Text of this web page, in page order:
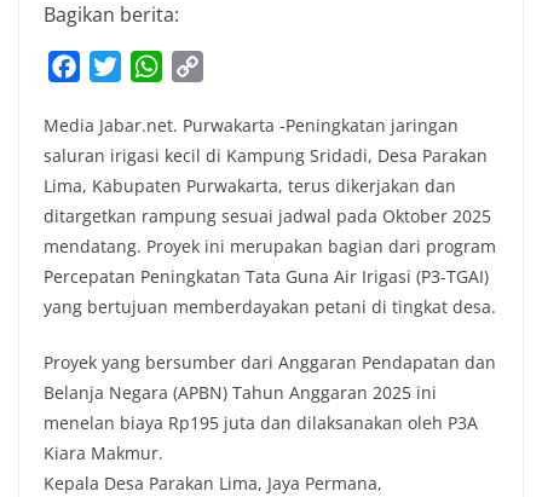
Bagikan berita:
c
e
b
o
o
k
i
t
t
e
r
W
a
t
s
A
p
p
p
y
L
i
n
k
Media Jabar.net. Purwakarta -Peningkatan jaringan
saluran irigasi kecil di Kampung Sridadi, Desa Parakan
Lima, Kabupaten Purwakarta, terus dikerjakan dan
ditargetkan rampung sesuai jadwal pada Oktober 2025
mendatang. Proyek ini merupakan bagian dari program
Percepatan Peningkatan Tata Guna Air Irigasi (P3-TGAI)
yang bertujuan memberdayakan petani di tingkat desa.
Proyek yang bersumber dari Anggaran Pendapatan dan
Belanja Negara (APBN) Tahun Anggaran 2025 ini
menelan biaya Rp195 juta dan dilaksanakan oleh P3A
Kiara Makmur.
Kepala Desa Parakan Lima, Jaya Permana,